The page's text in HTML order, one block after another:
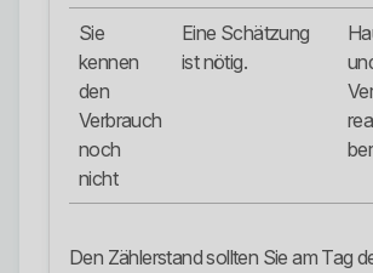
Sie
kennen
den
Verbrauch
noch
nicht
Eine Schätzung
ist nötig.
Den Zählerstand sollten Sie am Tag